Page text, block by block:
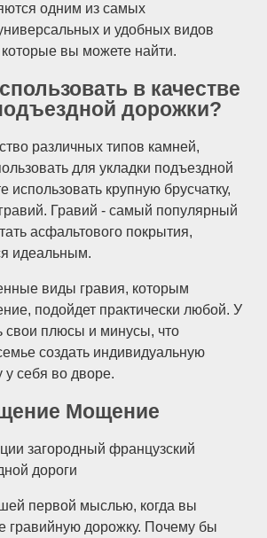
одним из самых
и удобных видов
вы можете найти.
в качестве
дорожки?
различных типов камней,
для укладки подъездной
крупную брусчатку,
Гравий - самый популярный
асфальтового покрытия,
идеальным.
виды гравия, которым
подойдет практически любой. У
свои плюсы и минусы, что
создать индивидуальную
у себя во дворе.
Мощение
первой мыслью, когда вы
гравийную дорожку. Почему бы